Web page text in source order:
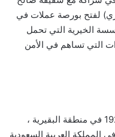
لفتح بورصة عملات في
الخيرية التي تحمل
التي تساهم في الأمن
ولد سليمان الراجحي في 30 نوفمبر 1928 في منطقة البقيرية ،
المملكة العربية السعودية